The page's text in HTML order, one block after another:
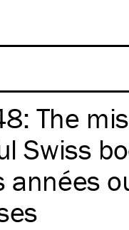
The
Swiss